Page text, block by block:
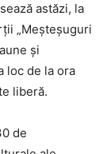
astăzi, la
„Meșteșuguri
și
loc de la ora
liberă.
de